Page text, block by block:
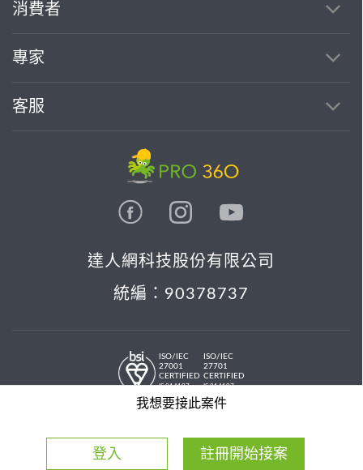
我想要接此案件
登入 註冊開始接案
消費者
專家
客服
達人網科技股份有限公司
統編：90378737
ISO/IEC
27001
CERTIFIED
IS 814197
ISO/IEC
27701
CERTIFIED
IS 814197
© 2026 PRO36O. All rights reserved.